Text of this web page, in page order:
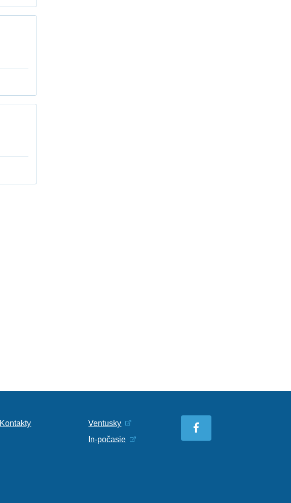
Kontakty
Ventusky
In-počasie